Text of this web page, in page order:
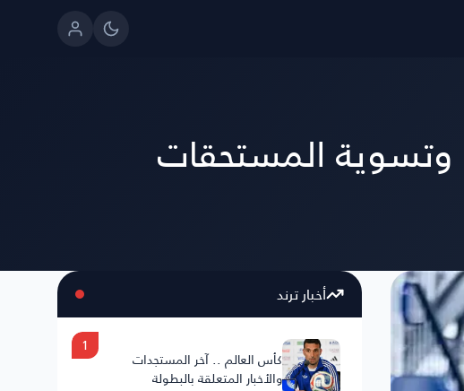
وتسوية المستحقات
أخبار ترند
كأس العالم .. آخر المستجدات
والأخبار المتعلقة بالبطولة
1